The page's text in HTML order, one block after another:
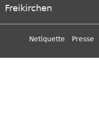
Freikirchen
Netiquette Presse